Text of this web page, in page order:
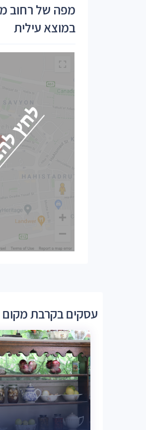
מפה של רחוב
במוצא עילית
עסקים בקרבת מקום